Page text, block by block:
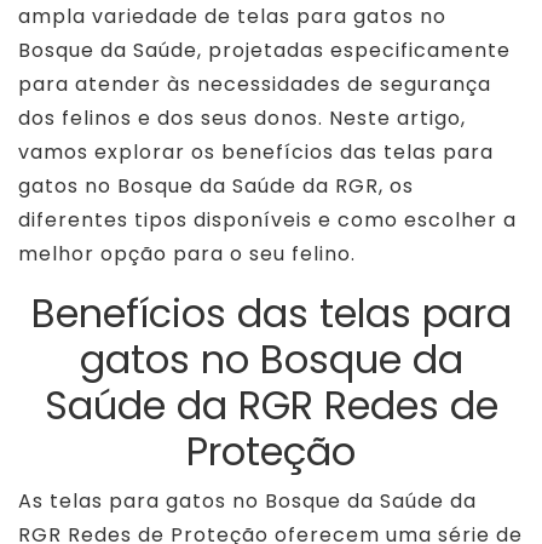
ampla variedade de telas para gatos no
Bosque da Saúde, projetadas especificamente
para atender às necessidades de segurança
dos felinos e dos seus donos. Neste artigo,
vamos explorar os benefícios das telas para
gatos no Bosque da Saúde da RGR, os
diferentes tipos disponíveis e como escolher a
melhor opção para o seu felino.
Benefícios das telas para
gatos no Bosque da
Saúde da RGR Redes de
Proteção
As telas para gatos no Bosque da Saúde da
RGR Redes de Proteção oferecem uma série de